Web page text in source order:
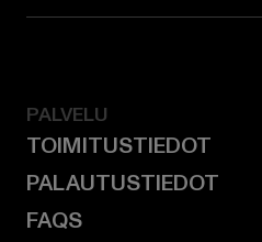
PALVELU
TOIMITUSTIEDOT
PALAUTUSTIEDOT
FAQS